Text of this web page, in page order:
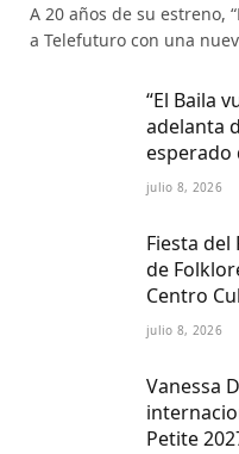
A 20 años de su estreno,
a Telefuturo con una
“El Baila
adelanta
esperado
julio 8, 2026
Fiesta
de
Centro
julio 8, 2026
Vanessa
Petite